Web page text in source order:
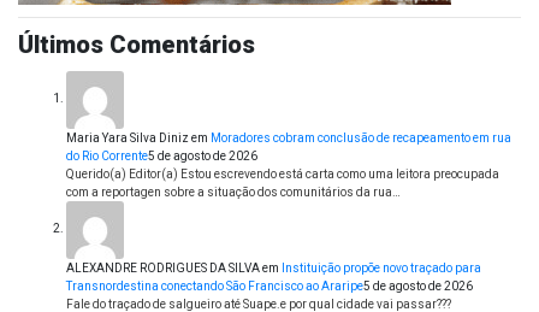
Últimos Comentários
Maria Yara Silva Diniz em Moradores cobram conclusão de recapeamento em rua
do Rio Corrente5 de agosto de 2026
Querido(a) Editor(a) Estou escrevendo está carta como uma leitora preocupada
com a reportagen sobre a situação dos comunitários da rua…
ALEXANDRE RODRIGUES DA SILVAem
Instituição propõe novo traçado para
Transnordestina conectando São Francisco ao Araripe5 de agosto de 2026
Fale do traçado de salgueiro até Suape.e por qual cidade vai passar???